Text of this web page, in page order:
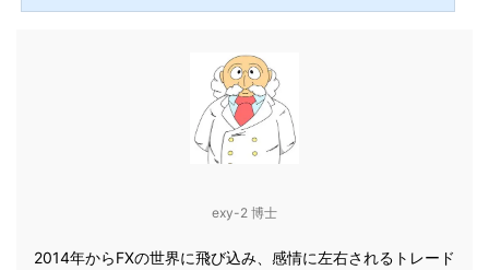
が欲しい方 面倒な「夏時間・冬時間（GMT）」の設定を自...
exy-2 博士
2014年からFXの世界に飛び込み、感情に左右されるトレード